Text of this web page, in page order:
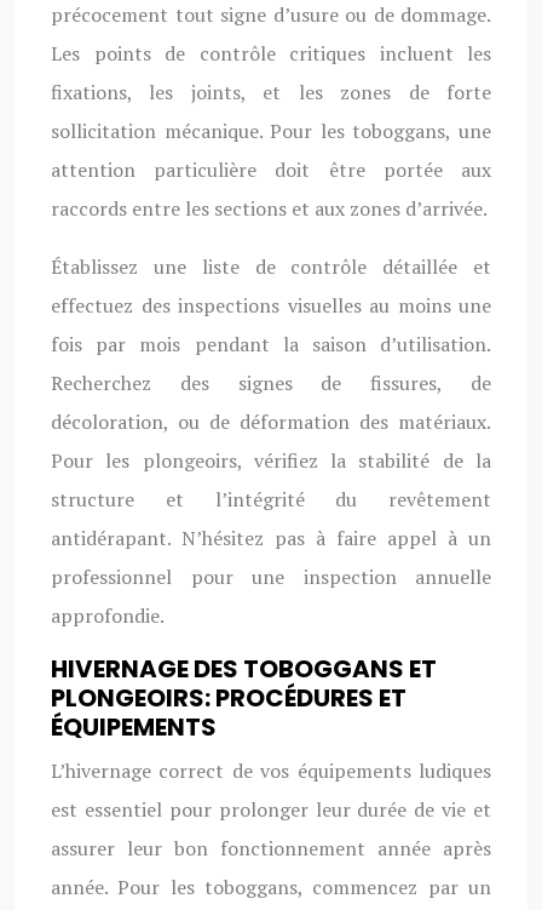
précocement tout signe d’usure ou de dommage.
Les points de contrôle critiques incluent les
fixations, les joints, et les zones de forte
sollicitation mécanique. Pour les toboggans, une
attention particulière doit être portée aux
raccords entre les sections et aux zones d’arrivée.
Établissez une liste de contrôle détaillée et
effectuez des inspections visuelles au moins une
fois par mois pendant la saison d’utilisation.
Recherchez des signes de fissures, de
décoloration, ou de déformation des matériaux.
Pour les plongeoirs, vérifiez la stabilité de la
structure et l’intégrité du revêtement
antidérapant. N’hésitez pas à faire appel à un
professionnel pour une inspection annuelle
approfondie.
HIVERNAGE DES TOBOGGANS ET
PLONGEOIRS: PROCÉDURES ET
ÉQUIPEMENTS
L’hivernage correct de vos équipements ludiques
est essentiel pour prolonger leur durée de vie et
assurer leur bon fonctionnement année après
année. Pour les toboggans, commencez par un